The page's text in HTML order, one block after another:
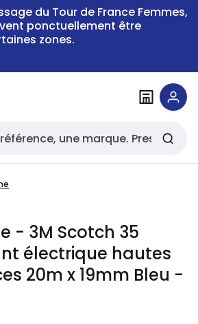
du Tour de France Femmes,
ponctuellement être
zones.
- 3M Scotch 35
électrique hautes
20m x 19mm Bleu -